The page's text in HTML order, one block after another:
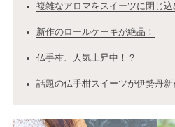
複雑なアロマをスイーツに閉じ込
新作のロールケーキが絶品！
仏手柑、人気上昇中！？
話題の仏手柑スイーツが伊勢丹新